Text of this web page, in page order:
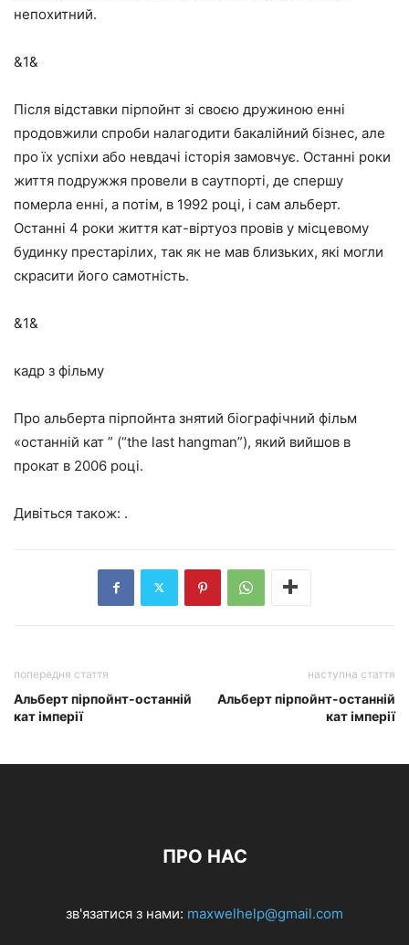
непохитний.
&1&
Після відставки пірпойнт зі своєю дружиною енні
продовжили спроби налагодити бакалійний бізнес, але
про їх успіхи або невдачі історія замовчує. Останні роки
життя подружжя провели в саутпорті, де спершу
померла енні, а потім, в 1992 році, і сам альберт.
Останні 4 роки життя кат-віртуоз провів у місцевому
будинку престарілих, так як не мав близьких, які могли
скрасити його самотність.
&1&
кадр з фільму
Про альберта пірпойнта знятий біографічний фільм
«останній кат ” (“the last hangman”), який вийшов в
прокат в 2006 році.
Дивіться також: .
попередня стаття
Альберт пірпойнт-останній
кат імперії
наступна стаття
Альберт пірпойнт-останній
кат імперії
ПРО НАС
зв'язатися з нами: maxwelhelp@gmail.com